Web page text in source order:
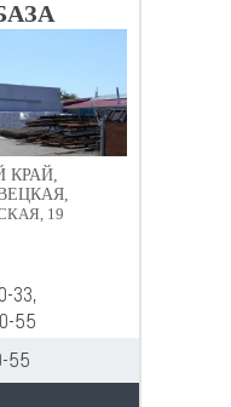
КРАЙ,
19
33,
55
55